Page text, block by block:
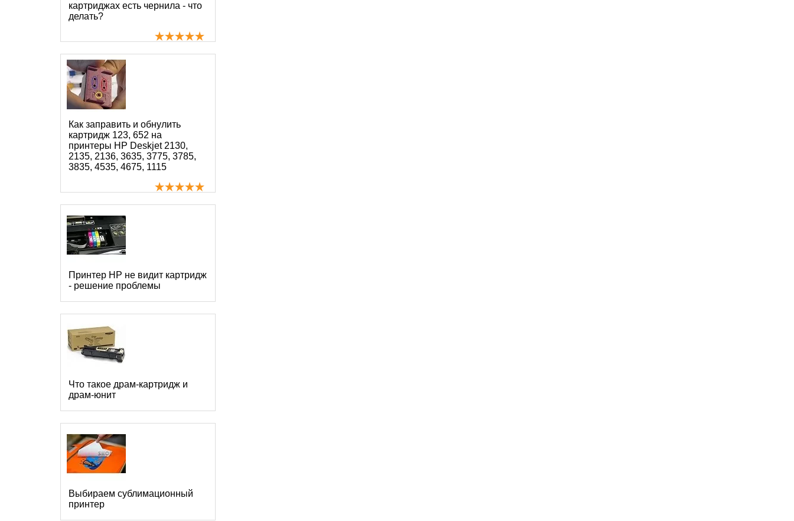
картриджах есть чернила - что
делать?
Как заправить и обнулить
картридж 123, 652 на
принтеры HP Deskjet 2130,
2135, 2136, 3635, 3775, 3785,
3835, 4535, 4675, 1115
Принтер HP не видит картридж
- решение проблемы
Что такое драм-картридж и
драм-юнит
Выбираем сублимационный
принтер